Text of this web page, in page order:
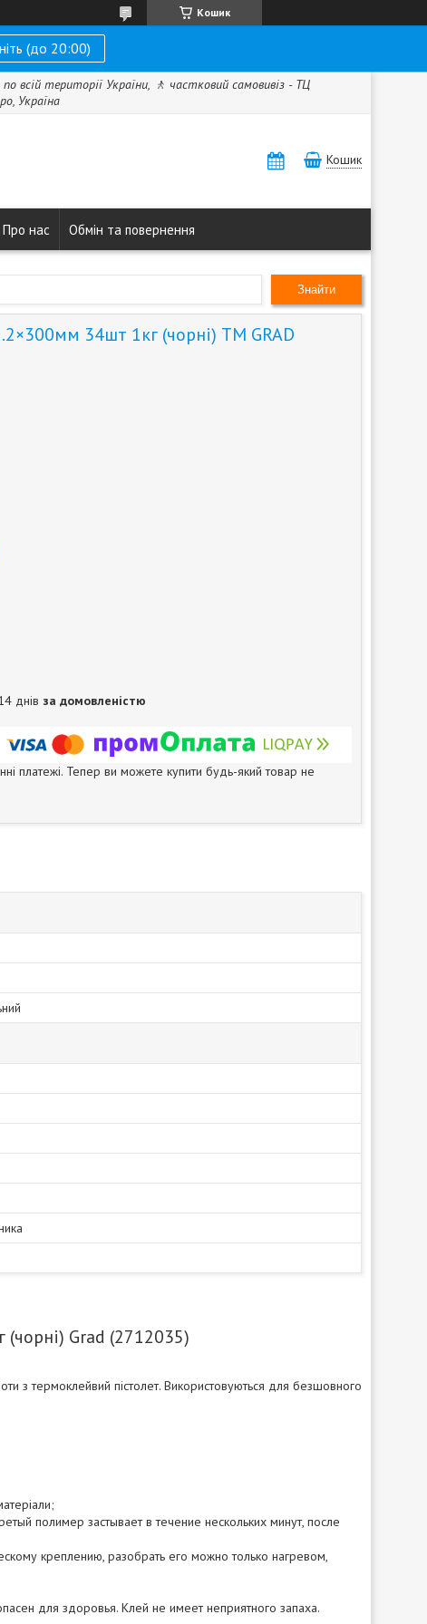
Кошик
(до 20:00)
всій території України, 🚶 частковий самовивіз - ТЦ
Україна
Кошик
Про нас Обмін та повернення
Знайти
34шт 1кг (чорні) TM GRAD
днів за домовленістю
платежі. Тепер ви можете купити будь-який товар не
Grad (2712035)
з термоклейвий пістолет. Використовуються для безшовного
полимер застывает в течение нескольких минут, после
креплению, разобрать его можно только нагревом,
для здоровья. Клей не имеет неприятного запаха.